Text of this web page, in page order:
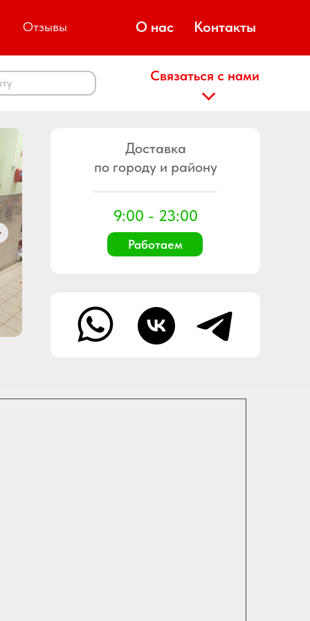
О нас Контакты
Отзывы
Связаться с нами
Доставка
по городу и району
9:00 - 23:00
Работаем